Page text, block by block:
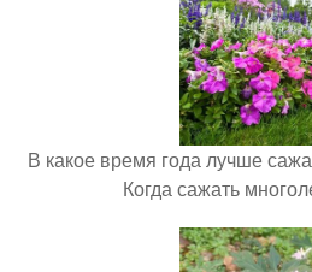
В какое время года лучше
Когда сажать